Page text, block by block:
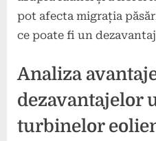
pot afecta migrația
ce poate fi un
Analiza
dezavantajelor
turbinelor